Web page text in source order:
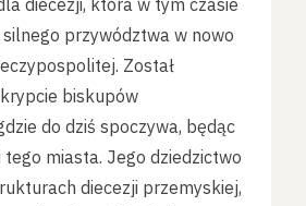
diecezji, która w tym czasie
przywództwa w nowo
Został
biskupów
do dziś spoczywa, będąc
tego miasta. Jego dziedzictwo
diecezji przemyskiej,